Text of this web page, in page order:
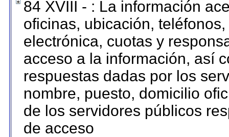
84 XVIII - : La información
oficinas, ubicación,
electrónica, cuotas y
acceso a la información, así
respuestas dadas por los
nombre, puesto, domicilio
de los servidores públicos
de acceso